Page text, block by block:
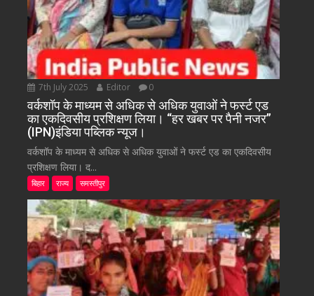
7th July 2025 Editor 0
वर्कशॉप के माध्यम से अधिक से अधिक युवाओं ने फर्स्ट एड
का एकदिवसीय प्रशिक्षण लिया। “हर खबर पर पैनी नजर”
(IPN)इंडिया पब्लिक न्यूज।
वर्कशॉप के माध्यम से अधिक से अधिक युवाओं ने फर्स्ट एड का एकदिवसीय
प्रशिक्षण लिया। द...
बिहार राज्य समस्तीपुर